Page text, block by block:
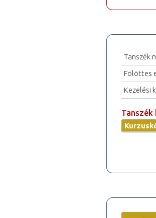
Tanszék
Fölöttes
Kezelési
Tanszék